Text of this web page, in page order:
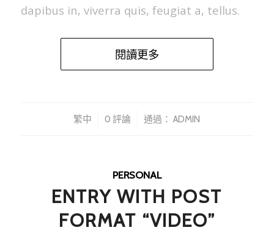
dapibus in, viverra quis, feugiat a, tellus.
閱讀更多
繁中 0 評論 通過：ADMIN
PERSONAL
ENTRY WITH POST
FORMAT “VIDEO”